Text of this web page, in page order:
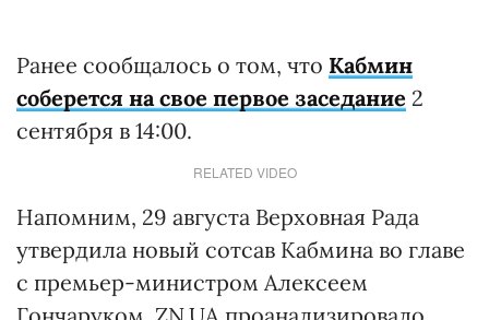
Ранее сообщалось о том, что Кабмин
соберется на свое первое заседание 2
сентября в 14:00.
RELATED VIDEO
Напомним, 29 августа Верховная Рада
утвердила новый сотсав Кабмина во главе
с премьер-министром Алексеем